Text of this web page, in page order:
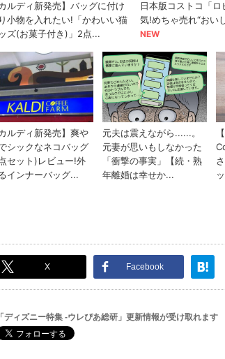
X Facebook
「ディズニー特集 -ウレぴあ総研」更新情報が受け取れます